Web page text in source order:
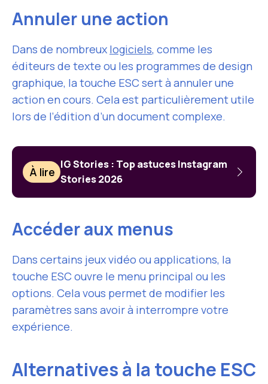
Annuler une action
Dans de nombreux logiciels, comme les
éditeurs de texte ou les programmes de design
graphique, la touche ESC sert à annuler une
action en cours. Cela est particulièrement utile
lors de l’édition d’un document complexe.
À lire
IG Stories : Top astuces Instagram
Stories 2026
Accéder aux menus
Dans certains jeux vidéo ou applications, la
touche ESC ouvre le menu principal ou les
options. Cela vous permet de modifier les
paramètres sans avoir à interrompre votre
expérience.
Alternatives à la touche ESC